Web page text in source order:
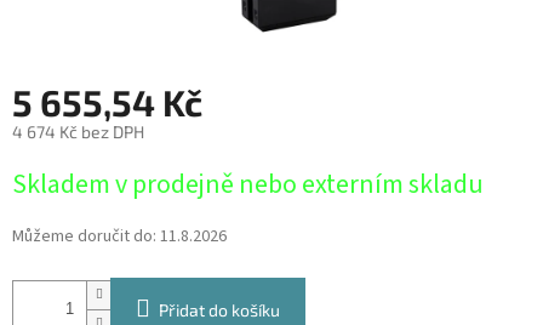
5 655,54 Kč
4 674 Kč bez DPH
cena:
Skladem v prodejně nebo externím skladu
Můžeme doručit do: 11.8.2026
Přidat do košíku